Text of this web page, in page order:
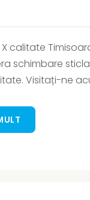
calitate
schimbare
Visitați-ne